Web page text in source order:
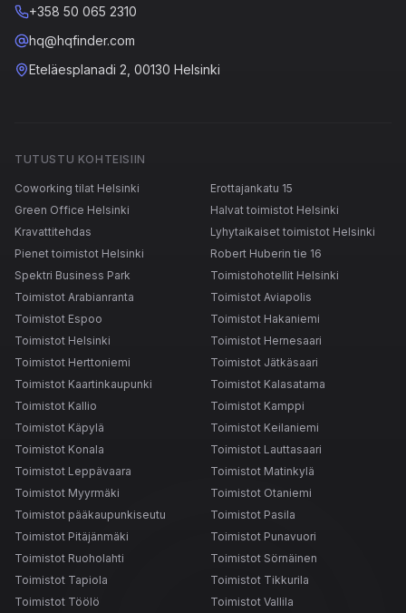
+358 50 065 2310
hq@hqfinder.com
Eteläesplanadi 2, 00130 Helsinki
TUTUSTU KOHTEISIIN
Coworking tilat Helsinki
Erottajankatu 15
Green Office Helsinki
Halvat toimistot Helsinki
Kravattitehdas
Lyhytaikaiset toimistot Helsinki
Pienet toimistot Helsinki
Robert Huberin tie 16
Spektri Business Park
Toimistohotellit Helsinki
Toimistot Arabianranta
Toimistot Aviapolis
Toimistot Espoo
Toimistot Hakaniemi
Toimistot Helsinki
Toimistot Hernesaari
Toimistot Herttoniemi
Toimistot Jätkäsaari
Toimistot Kaartinkaupunki
Toimistot Kalasatama
Toimistot Kallio
Toimistot Kamppi
Toimistot Käpylä
Toimistot Keilaniemi
Toimistot Konala
Toimistot Lauttasaari
Toimistot Leppävaara
Toimistot Matinkylä
Toimistot Myyrmäki
Toimistot Otaniemi
Toimistot pääkaupunkiseutu
Toimistot Pasila
Toimistot Pitäjänmäki
Toimistot Punavuori
Toimistot Ruoholahti
Toimistot Sörnäinen
Toimistot Tapiola
Toimistot Tikkurila
Toimistot Töölö
Toimistot Vallila